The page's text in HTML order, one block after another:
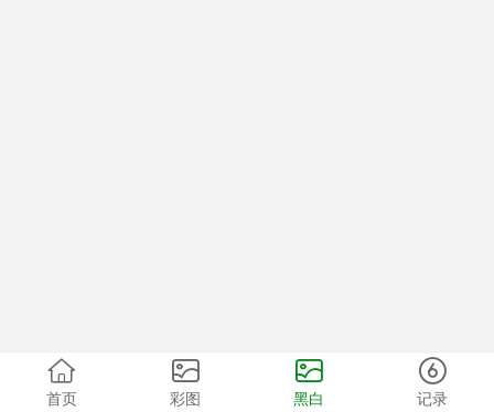
首页 彩图 黑白 记录